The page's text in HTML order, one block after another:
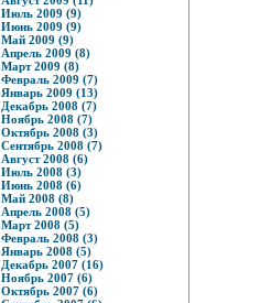
Июль 2009 (9)
Июнь 2009 (9)
Май 2009 (9)
Апрель 2009 (8)
Март 2009 (8)
Февраль 2009 (7)
Январь 2009 (13)
Декабрь 2008 (7)
Ноябрь 2008 (7)
Октябрь 2008 (3)
Сентябрь 2008 (7)
Август 2008 (6)
Июль 2008 (3)
Июнь 2008 (6)
Май 2008 (8)
Апрель 2008 (5)
Март 2008 (5)
Февраль 2008 (3)
Январь 2008 (5)
Декабрь 2007 (16)
Ноябрь 2007 (6)
Октябрь 2007 (6)